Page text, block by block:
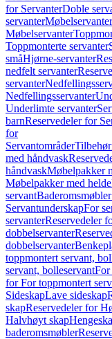
for ServanterDoble
servanterMøbelservanter
Møbelservanter
Toppmonterte servanter
småHjørne-servanter
nedfelt servanter
servanter
Nedfellingsservanter
Underlimte servanter
barnReservedeler for
for
ServantområderTilbehør
med håndvask
håndvaskMøbelpakker
Møbelpakker med
servantBaderomsmøbler
ServantunderskapFor
servanterReservedeler
dobbelservanter
dobbelservanter
toppmontert servant,
servant, bolleservantFor
for For toppmontert
SideskapLave sideskap
skapReservedeler for
Halvhøyt skap
baderomsmøbler